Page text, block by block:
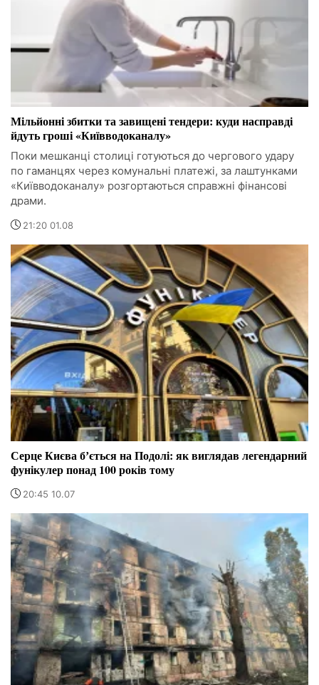
Мільйонні збитки та завищені тендери: куди насправді
йдуть гроші «Київводоканалу»
Поки мешканці столиці готуються до чергового удару
по гаманцях через комунальні платежі, за лаштунками
«Київводоканалу» розгортаються справжні фінансові
драми.
21:20 01.08
Серце Києва бʼється на Подолі: як виглядав легендарний
фунікулер понад 100 років тому
20:45 10.07